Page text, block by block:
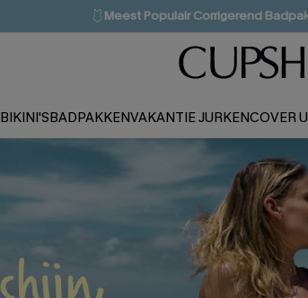
🩱 Meest Populair Corrigerend
💌Abonneer je & ontvang tot
Koop 3, krijg 15% korting | CODE:
BIKINI'SBADPAKKENVAKANTIE JURKENCOVER